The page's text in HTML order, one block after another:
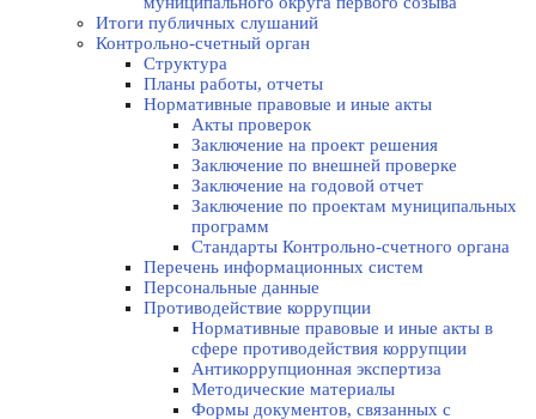
Итоги публичных слушаний
Контрольно-счетный орган
Структура
Планы работы, отчеты
Нормативные правовые и иные акты
Акты проверок
Заключение на проект решения
Заключение по внешней проверке
Заключение на годовой отчет
Заключение по проектам муниципальных
программ
Стандарты Контрольно-счетного органа
Перечень информационных систем
Персональные данные
Противодействие коррупции
Нормативные правовые и иные акты в
сфере противодействия коррупции
Антикоррупционная экспертиза
Методические материалы
Формы документов, связанных с